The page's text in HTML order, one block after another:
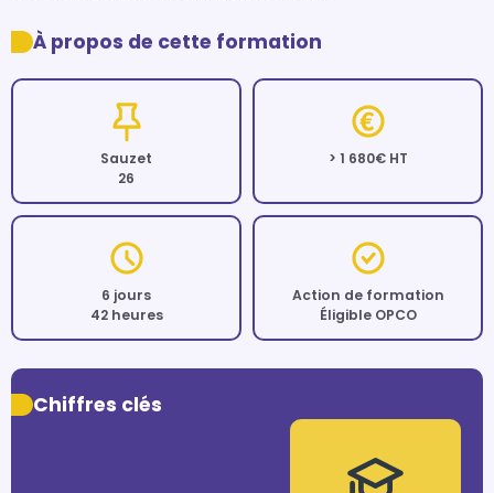
À propos de cette formation
Sauzet
26
> 1 680€ HT
6 jours
42 heures
Action de formation
Éligible OPCO
Chiffres clés